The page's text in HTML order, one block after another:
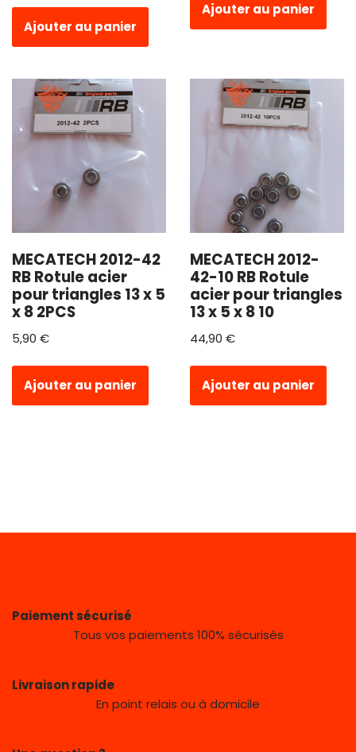
Ajouter au panier
Ajouter au panier
MECATECH 2012-42
RB Rotule acier
pour triangles 13 x 5
x 8 2PCS
5,90 €
Ajouter au panier
MECATECH 2012-
42-10 RB Rotule
acier pour triangles
13 x 5 x 8 10
44,90 €
Ajouter au panier
Paiement sécurisé
Tous vos paiements 100% sécurisés
Livraison rapide
En point relais ou à domicile